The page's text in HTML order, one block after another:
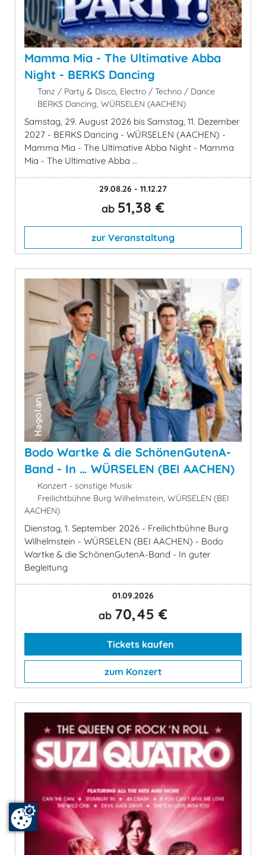
Mamma Mia - The Ultimative Abba
Night - BERKS Dancing
Tanz / Party & Disco, Electro / Techno / Dance
BERKS Dancing, WÜRSELEN (AACHEN)
Samstag, 29. August 2026 bis Samstag, 11. Dezember
2027 - BERKS Dancing - WÜRSELEN (AACHEN) -
Mamma Mia - The Ultimative Abba Night - Mamma
Mia - The Ultimative Abba ...
29.08.26 - 11.12.27
ab 51,38 €
zur Veranstaltung
Bodo Wartke & die SchönenGutenA-
Band - In … WÜRSELEN (BEI AACHEN)
Konzert - sonstige Musik
Freilichtbühne Burg Wilhelmstein, WÜRSELEN (BEI
AACHEN)
Dienstag, 1. September 2026 - Freilichtbühne Burg
Wilhelmstein - WÜRSELEN (BEI AACHEN) - Bodo
Wartke & die SchönenGutenA-Band - In guter
Begleitung
01.09.2026
ab 70,45 €
Tickets kaufen
zum Konzert